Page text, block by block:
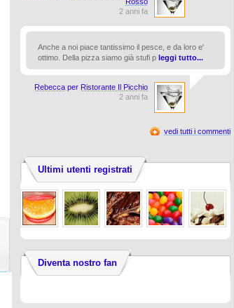
2 anni fa
Anche a noi piace tantissimo il pesce, e da loro e'
ottimo. Della pizza siamo già stufi p leggi tutto...
Rebecca per Ristorante Il Picchio
2 anni fa
vedi tutti i commenti
Ultimi utenti registrati
Diventa nostro fan